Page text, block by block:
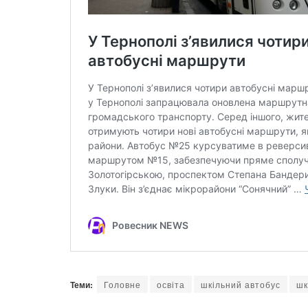
Теми: Головне освіта шкільний автобус